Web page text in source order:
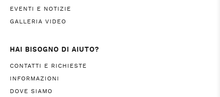
EVENTI E NOTIZIE
GALLERIA VIDEO
HAI BISOGNO DI AIUTO?
CONTATTI E RICHIESTE
INFORMAZIONI
DOVE SIAMO